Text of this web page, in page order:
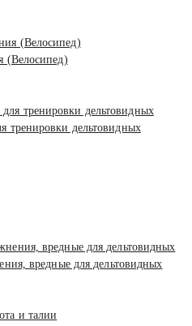
(Велосипед)
тренировки дельтовидных
вредные для дельтовидных